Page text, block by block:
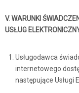
V. WARUNKI
USŁUG
Usługodawca
internetowego
następujące Usługi